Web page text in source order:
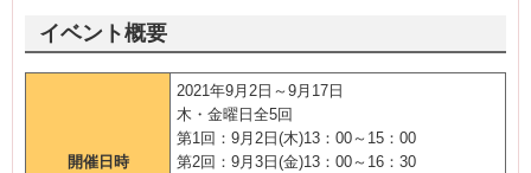
イベント概要
開催日時
2021年9月2日～9月17日
木・金曜日全5回
第1回：9月2日(木)13：00～15：00
第2回：9月3日(金)13：00～16：30